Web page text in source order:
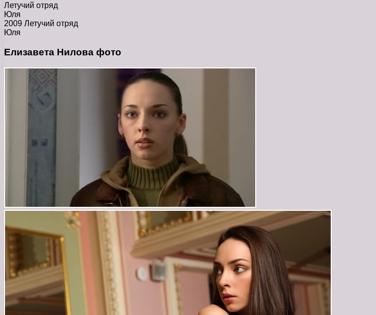
Летучий отряд
Юля
2009 Летучий отряд
Юля
Елизавета Нилова фото